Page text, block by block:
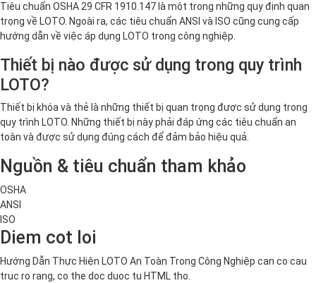
Tiêu chuẩn OSHA 29 CFR 1910.147 là một trong những quy định quan
trọng về LOTO. Ngoài ra, các tiêu chuẩn ANSI và ISO cũng cung cấp
hướng dẫn về việc áp dụng LOTO trong công nghiệp.
Thiết bị nào được sử dụng trong quy trình
LOTO?
Thiết bị khóa và thẻ là những thiết bị quan trọng được sử dụng trong
quy trình LOTO. Những thiết bị này phải đáp ứng các tiêu chuẩn an
toàn và được sử dụng đúng cách để đảm bảo hiệu quả.
Nguồn & tiêu chuẩn tham khảo
OSHA
ANSI
ISO
Diem cot loi
Hướng Dẫn Thực Hiện LOTO An Toàn Trong Công Nghiệp can co cau
truc ro rang, co the doc duoc tu HTML tho.